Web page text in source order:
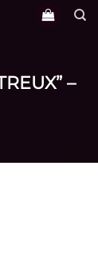
–